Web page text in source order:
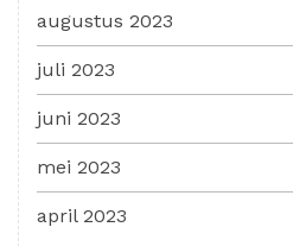
augustus 2023
juli 2023
juni 2023
mei 2023
april 2023